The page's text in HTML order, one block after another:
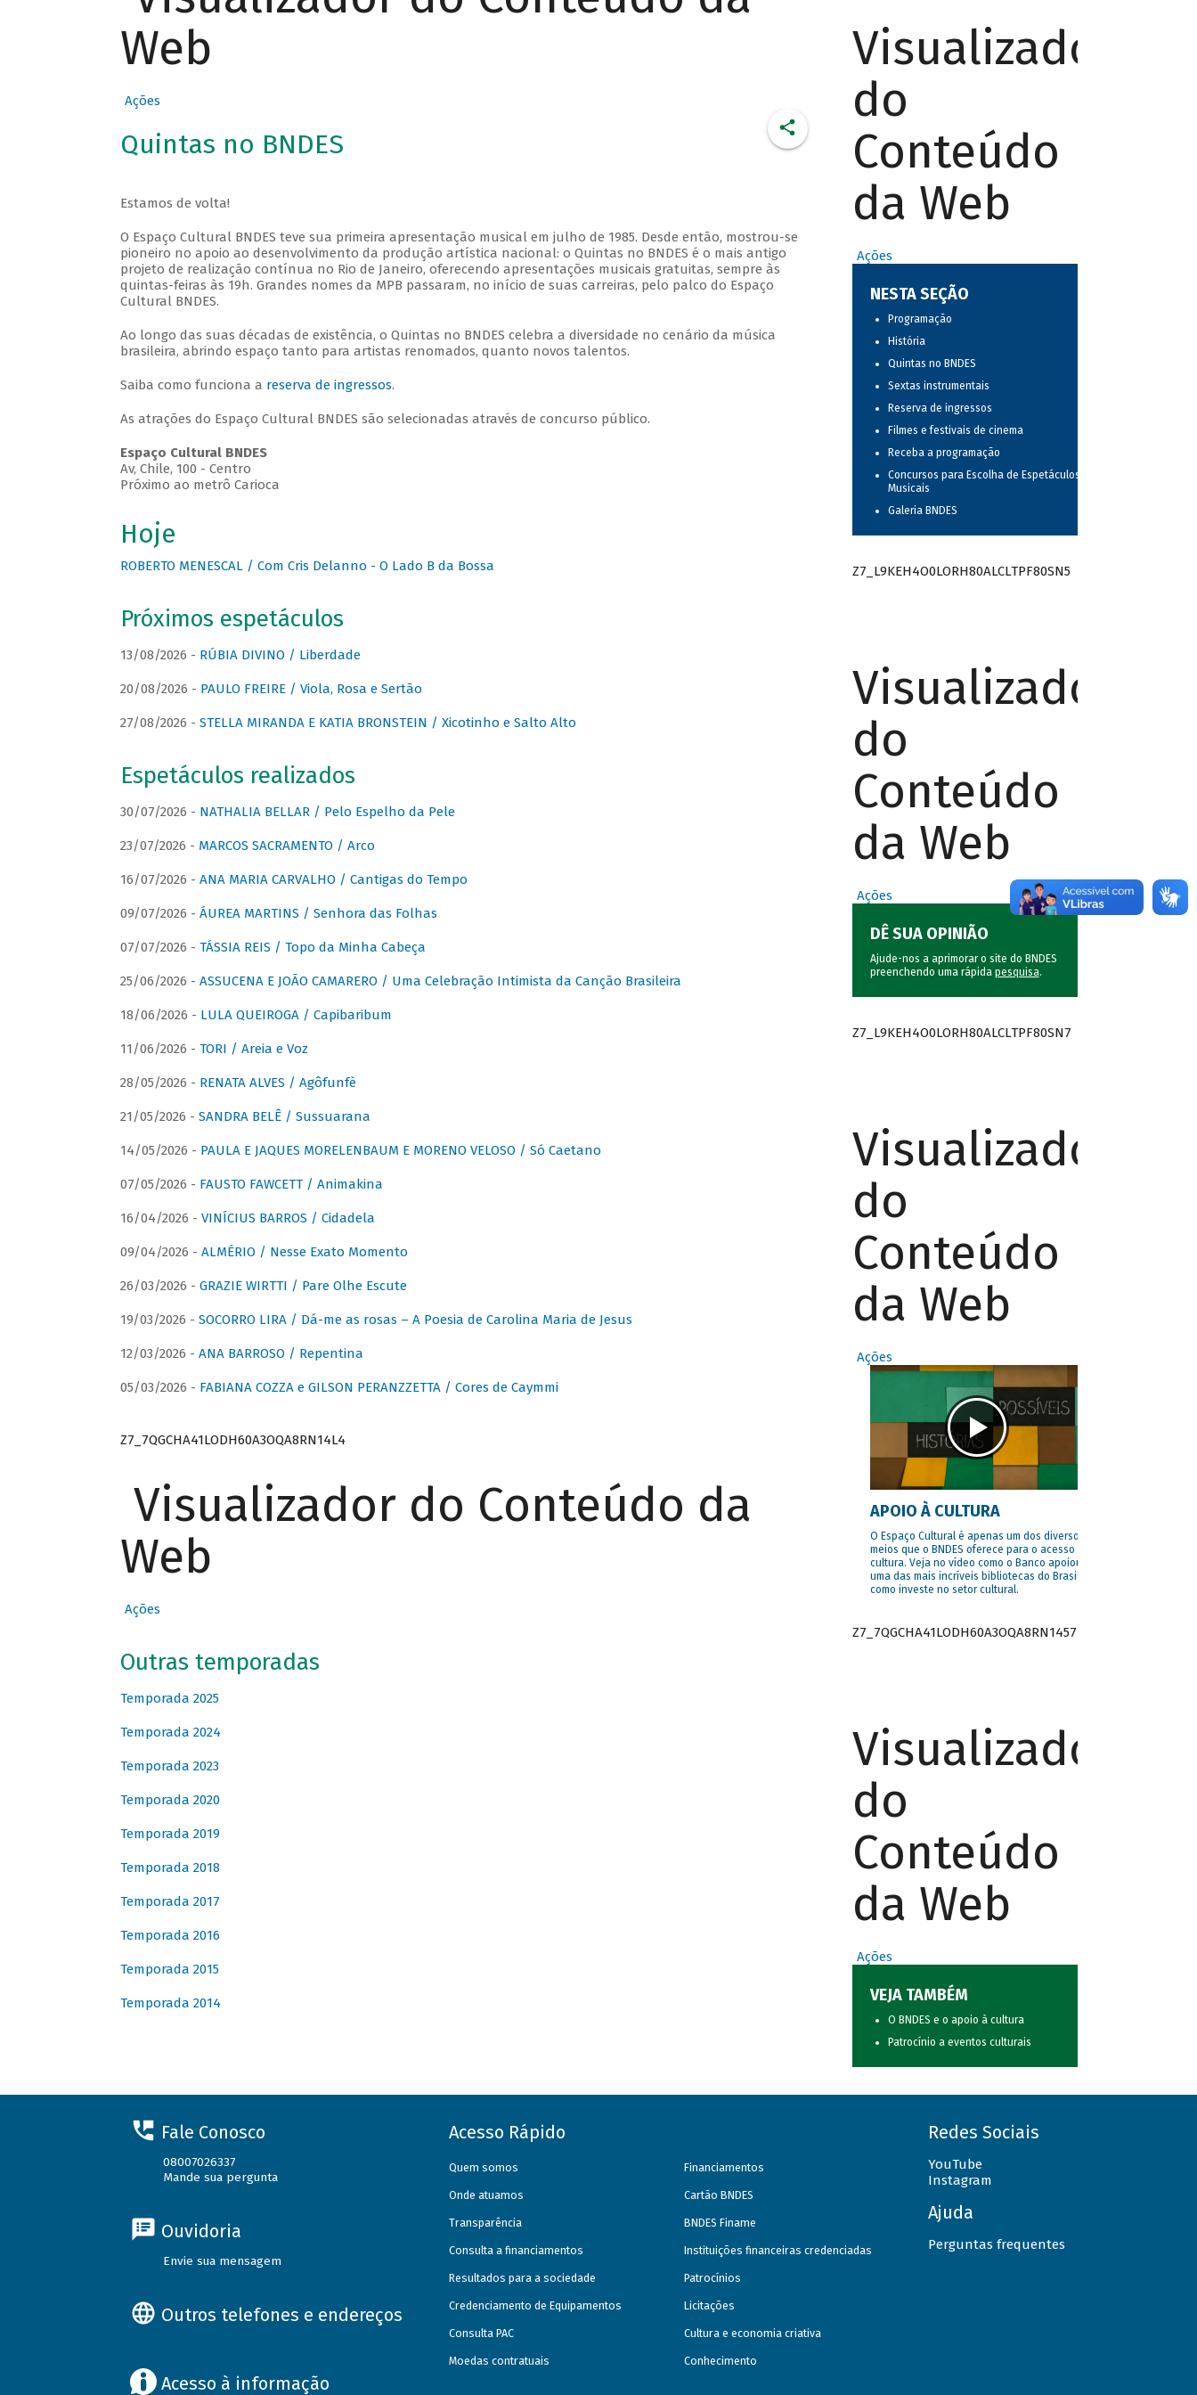
Web
Ações
Quintas no BNDES
Estamos de volta!
O Espaço Cultural BNDES teve sua primeira apresentação musical em julho de 1985. Desde então, mostrou-se
pioneiro no apoio ao desenvolvimento da produção artística nacional: o Quintas no BNDES é o mais antigo
projeto de realização contínua no Rio de Janeiro, oferecendo apresentações musicais gratuitas, sempre às
quintas-feiras às 19h. Grandes nomes da MPB passaram, no início de suas carreiras, pelo palco do Espaço
Cultural BNDES.
Ao longo das suas décadas de existência, o Quintas no BNDES celebra a diversidade no cenário da música
brasileira, abrindo espaço tanto para artistas renomados, quanto novos talentos.
Saiba como funciona a reserva de ingressos.
As atrações do Espaço Cultural BNDES são selecionadas através de concurso público.
Espaço Cultural BNDES
Av, Chile, 100 - Centro
Próximo ao metrô Carioca
Hoje
ROBERTO MENESCAL / Com Cris Delanno - O Lado B da Bossa
Próximos espetáculos
13/08/2026 - RÚBIA DIVINO / Liberdade
20/08/2026 - PAULO FREIRE / Viola, Rosa e Sertão
27/08/2026 - STELLA MIRANDA E KATIA BRONSTEIN / Xicotinho e Salto Alto
Espetáculos realizados
30/07/2026 - NATHALIA BELLAR / Pelo Espelho da Pele
23/07/2026 - MARCOS SACRAMENTO / Arco
16/07/2026 - ANA MARIA CARVALHO / Cantigas do Tempo
09/07/2026 - ÁUREA MARTINS / Senhora das Folhas
07/07/2026 - TÁSSIA REIS / Topo da Minha Cabeça
25/06/2026 - ASSUCENA E JOÃO CAMARERO / Uma Celebração Intimista da Canção Brasileira
18/06/2026 - LULA QUEIROGA / Capibaribum
11/06/2026 - TORI / Areia e Voz
28/05/2026 - RENATA ALVES / Agôfunfè
21/05/2026 - SANDRA BELÊ / Sussuarana
14/05/2026 - PAULA E JAQUES MORELENBAUM E MORENO VELOSO / Só Caetano
07/05/2026 - FAUSTO FAWCETT / Animakina
16/04/2026 - VINÍCIUS BARROS / Cidadela
09/04/2026 - ALMÉRIO / Nesse Exato Momento
26/03/2026 - GRAZIE WIRTTI / Pare Olhe Escute
19/03/2026 - SOCORRO LIRA / Dá-me as rosas – A Poesia de Carolina Maria de Jesus
12/03/2026 - ANA BARROSO / Repentina
05/03/2026 - FABIANA COZZA e GILSON PERANZZETTA / Cores de Caymmi
Z7_7QGCHA41LODH60A3OQA8RN14L4
Visualizador do Conteúdo da
Web
Ações
Outras temporadas
Temporada 2025
Temporada 2024
Temporada 2023
Temporada 2020
Temporada 2019
Temporada 2018
Temporada 2017
Temporada 2016
Temporada 2015
Temporada 2014
Visualizador
do
Conteúdo
da Web
Ações
NESTA SEÇÃO
Programação
História
Quintas no BNDES
Sextas instrumentais
Reserva de ingressos
Filmes e festivais de cinema
Receba a programação
Concursos para Escolha de Espetáculos
Musicais
Galeria BNDES
Z7_L9KEH4O0LORH80ALCLTPF80SN5
Visualizador
do
Conteúdo
da Web
Ações
DÊ SUA OPINIÃO
Ajude-nos a aprimorar o site do BNDES
preenchendo uma rápida pesquisa.
Z7_L9KEH4O0LORH80ALCLTPF80SN7
Visualizador
do
Conteúdo
da Web
Ações
APOIO À CULTURA
O Espaço Cultural é apenas um dos diversos
meios que o BNDES oferece para o acesso à
cultura. Veja no vídeo como o Banco apoiou
uma das mais incríveis bibliotecas do Brasil e
como investe no setor cultural.
Z7_7QGCHA41LODH60A3OQA8RN1457
Visualizador
do
Conteúdo
da Web
Ações
VEJA TAMBÉM
O BNDES e o apoio à cultura
Patrocínio a eventos culturais
Fale Conosco
08007026337
Mande sua pergunta
Ouvidoria
Envie sua mensagem
Outros telefones e endereços
Acesso à informação
Acesso Rápido
Quem somos
Onde atuamos
Transparência
Consulta a financiamentos
Resultados para a sociedade
Credenciamento de Equipamentos
Consulta PAC
Moedas contratuais
Financiamentos
Cartão BNDES
BNDES Finame
Instituições financeiras credenciadas
Patrocínios
Licitações
Cultura e economia criativa
Conhecimento
Redes Sociais
YouTube
Instagram
Ajuda
Perguntas frequentes